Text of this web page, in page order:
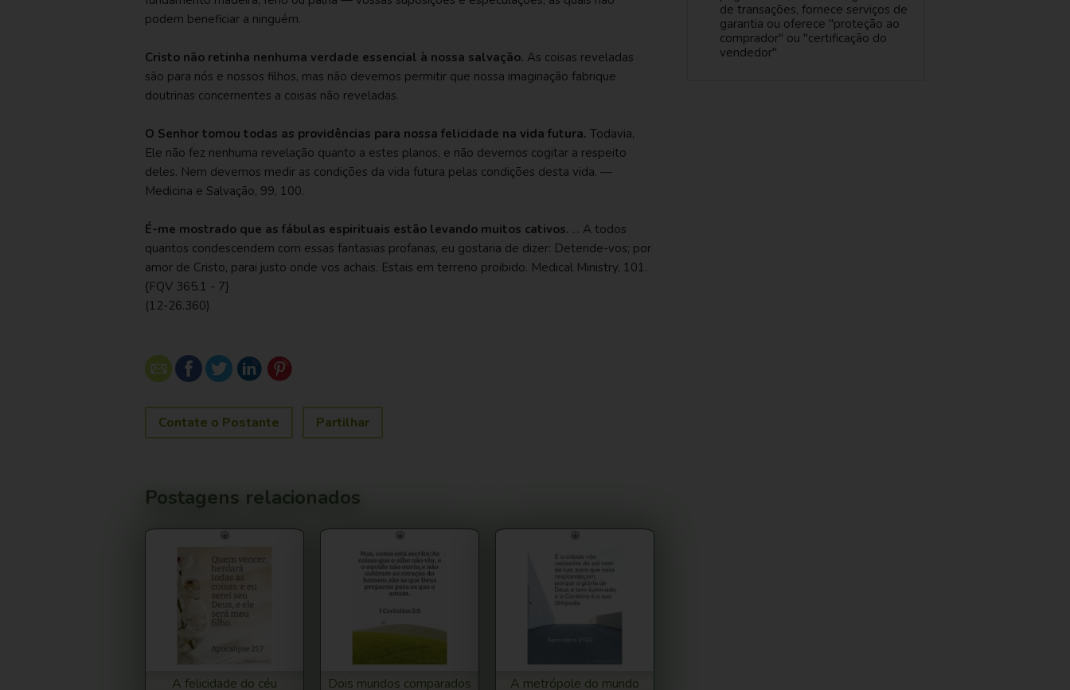
podem beneficiar a ninguém.
Cristo não retinha nenhuma verdade essencial à nossa salvação. As coisas reveladas
são para nós e nossos filhos, mas não devemos permitir que nossa imaginação fabrique
doutrinas concernentes a coisas não reveladas.
O Senhor tomou todas as providências para nossa felicidade na vida futura. Todavia,
Ele não fez nenhuma revelação quanto a estes planos, e não devemos cogitar a respeito
deles. Nem devemos medir as condições da vida futura pelas condições desta vida. —
Medicina e Salvação, 99, 100.
É-me mostrado que as fábulas espirituais estão levando muitos cativos. ... A todos
quantos condescendem com essas fantasias profanas, eu gostaria de dizer: Detende-vos; por
amor de Cristo, parai justo onde vos achais. Estais em terreno proibido. Medical Ministry, 101.
{FQV 365.1 - 7}
(12-26.360)
Contate o Postante Partilhar
Postagens relacionados
A felicidade do céu Dois mundos comparados A metrópole do mundo
de transações, fornece serviços de
garantia ou oferece "proteção ao
comprador" ou "certificação do
vendedor"